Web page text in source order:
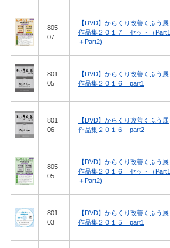
805
07
【DVD】からくり改善くふう展
作品集２０１７ セット（Part1
＋Part2)
801
05
【DVD】からくり改善くふう展
作品集２０１６ part1
801
06
【DVD】からくり改善くふう展
作品集２０１６ part2
805
05
【DVD】からくり改善くふう展
作品集２０１６ セット（Part1
＋Part2)
801
03
【DVD】からくり改善くふう展
作品集２０１５ part1